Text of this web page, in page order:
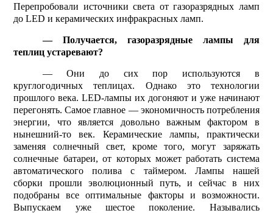
Перепробовали источники света от газоразрядных ламп
доLED и керамических инфракрасных ламп.
— Получается, газоразрядные лампы для
теплиц устаревают?
— Они до сих пор используются в
круглогодичных теплицах. Однако это технологии
прошлого века.LED-лампы их догоняют и уже начинают
перегонять. Самое главное — экономичность потребления
энергии, что является довольно важным фактором в
нынешний-то век. Керамические лампы, практически
заменяя солнечный свет, кроме того, могут заряжать
солнечные батареи, от которых может работать система
автоматического полива с таймером. Лампы нашей
сборки прошли эволюционный путь, и сейчас в них
подобраны все оптимальные факторы и возможности.
Выпускаем уже шестое поколение. Назывались